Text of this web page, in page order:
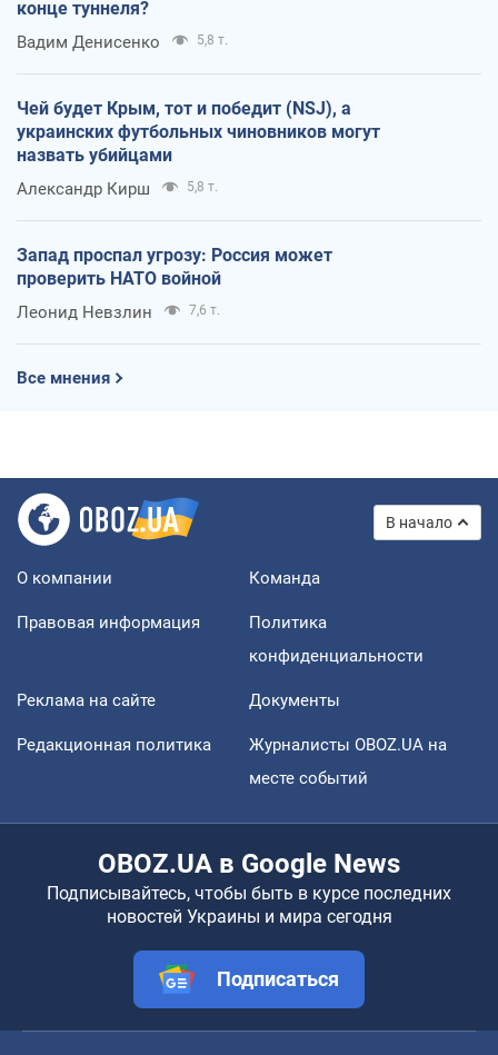
конце туннеля?
Вадим Денисенко 5,8 т.
Чей будет Крым, тот и победит (NSJ), а
украинских футбольных чиновников могут
назвать убийцами
Александр Кирш 5,8 т.
Запад проспал угрозу: Россия может
проверить НАТО войной
Леонид Невзлин 7,6 т.
Все мнения
В начало
О компании Команда
Правовая информация
Политика
конфиденциальности
Реклама на сайте Документы
Редакционная политика
Журналисты OBOZ.UA на
месте событий
OBOZ.UA в Google News
Подписывайтесь, чтобы быть в курсе последних
новостей Украины и мира сегодня
Подписаться